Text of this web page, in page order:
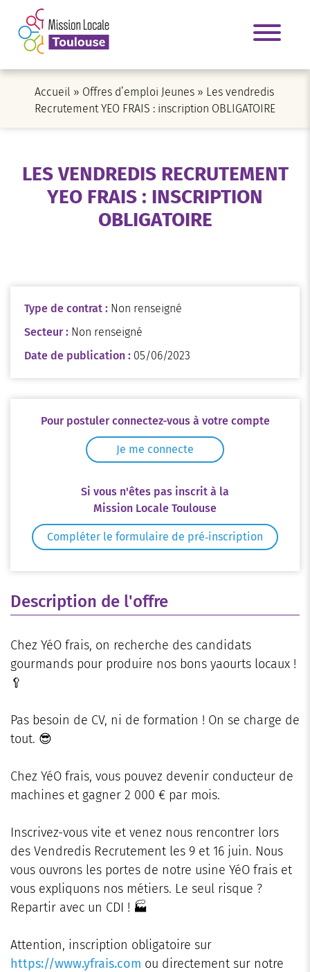
Accueil » Offres d’emploi Jeunes » Les vendredis
Recrutement YEO FRAIS : inscription OBLIGATOIRE
LES VENDREDIS RECRUTEMENT
YEO FRAIS : INSCRIPTION
OBLIGATOIRE
Description de l'offre
Chez YéO frais, on recherche des candidats
gourmands pour produire nos bons yaourts locaux !
🥄
Pas besoin de CV, ni de formation ! On se charge de
tout. 😎
Chez YéO frais, vous pouvez devenir conducteur de
machines et gagner 2 000 € par mois.
Inscrivez-vous vite et venez nous rencontrer lors
des Vendredis Recrutement les 9 et 16 juin. Nous
vous ouvrons les portes de notre usine YéO frais et
vous expliquons nos métiers. Le seul risque ?
Repartir avec un CDI ! 🏭
Attention, inscription obligatoire sur
https://www.yfrais.com ou directement sur notre
Type de contrat : Non renseigné
Secteur : Non renseigné
Date de publication : 05/06/2023
Pour postuler connectez-vous à votre compte
Je me connecte
Si vous n'êtes pas inscrit à la
Mission Locale Toulouse
Compléter le formulaire de pré‑inscription